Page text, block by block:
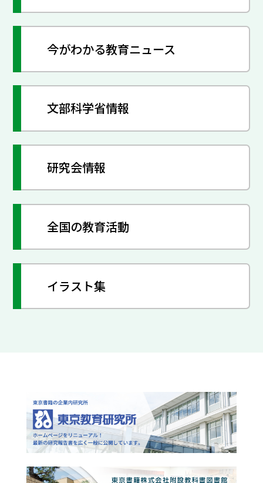
今がわかる教育ニュース
文部科学省情報
研究会情報
全国の教育活動
イラスト集